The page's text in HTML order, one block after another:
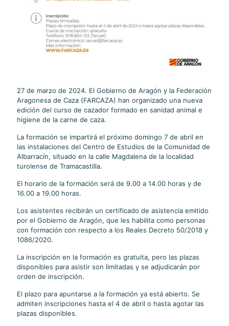
27 de marzo de 2024. El Gobierno de Aragón y la Federación
Aragonesa de Caza (FARCAZA) han organizado una nueva
edición del curso de cazador formado en sanidad animal e
higiene de la carne de caza.
La formación se impartirá el próximo domingo 7 de abril en
las instalaciones del Centro de Estudios de la Comunidad de
Albarracín, situado en la calle Magdalena de la localidad
turolense de Tramacastilla.
El horario de la formación será de 9.00 a 14.00 horas y de
16.00 a 19.00 horas.
Los asistentes recibirán un certificado de asistencia emitido
por el Gobierno de Aragón, que les habilita como personas
con formación con respecto a los Reales Decreto 50/2018 y
1086/2020.
La inscripción en la formación es gratuita, pero las plazas
disponibles para asistir son limitadas y se adjudicarán por
orden de inscripción.
El plazo para apuntarse a la formación ya está abierto. Se
admiten inscripciones hasta el 4 de abril o hasta agotar las
plazas disponibles.